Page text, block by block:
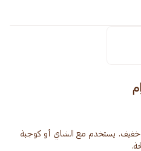
يستخدم مع الشاي أو كوجبة